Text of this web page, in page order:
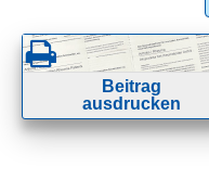
Beitrag
ausdrucken